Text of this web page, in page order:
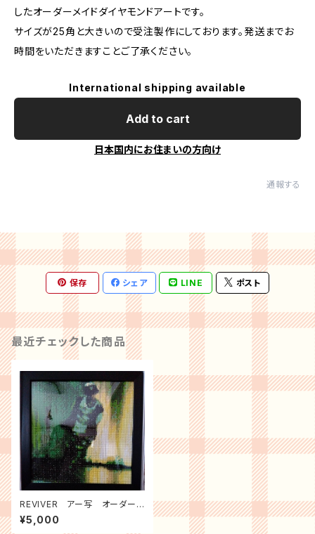
したオーダーメイドダイヤモンドアートです。
サイズが25角と大きいので受注製作にしております。発送までお
時間をいただきますことご了承ください。
International shipping available
Add to cart
日本国内にお住まいの方向け
通報する
保存 シェア LINE ポスト
最近チェックした商品
REVIVER アー写 オーダーメ
イドダイヤモンドアート
¥5,000